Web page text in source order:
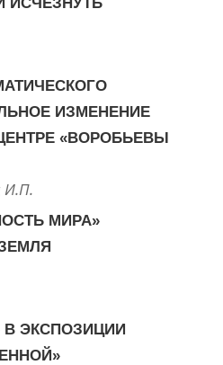
ИЗМЕНЕНИЕ
«ВОРОБЬЕВЫ
И.П.
МИРА»
В ЭКСПОЗИЦИИ